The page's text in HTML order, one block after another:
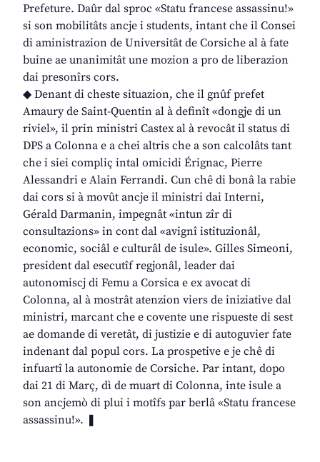
Prefeture. Daûr dal sproc «Statu francese assassinu!»
si son mobilitâts ancje i students, intant che il Consei
di aministrazion de Universitât de Corsiche al à fate
buine ae unanimitât une mozion a pro de liberazion
dai presonîrs cors.
◆ Denant di cheste situazion, che il gnûf prefet
Amaury de Saint-Quentin al à definît «dongje di un
riviel», il prin ministri Castex al à revocât il status di
DPS a Colonna e a chei altris che a son calcolâts tant
che i siei compliç intal omicidi Érignac, Pierre
Alessandri e Alain Ferrandi. Cun chê di bonâ la rabie
dai cors si à movût ancje il ministri dai Interni,
Gérald Darmanin, impegnât «intun zîr di
consultazions» in cont dal «avignî istituzionâl,
economic, sociâl e culturâl de isule». Gilles Simeoni,
president dal esecutîf regjonâl, leader dai
autonomiscj di Femu a Corsica e ex avocat di
Colonna, al à mostrât atenzion viers de iniziative dal
ministri, marcant che e covente une rispueste di sest
ae domande di veretât, di justizie e di autoguvier fate
indenant dal popul cors. La prospetive e je chê di
infuartî la autonomie de Corsiche. Par intant, dopo
dai 21 di Març, dì de muart di Colonna, inte isule a
son ancjemò di plui i motîfs par berlâ «Statu francese
assassinu!». ❚